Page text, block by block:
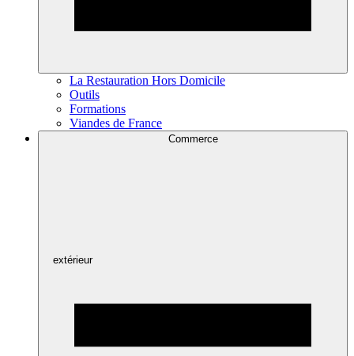
La Restauration Hors Domicile
Outils
Formations
Viandes de France
Commerce
extérieur